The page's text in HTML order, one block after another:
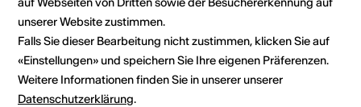
Veranstalter
Festival Musikdorf Ernen
Kirchweg 6
Postfach 3
unserer Website zustimmen.
Falls Sie dieser Bearbeitung nicht zustimmen, klicken Sie auf
«Einstellungen» und speichern Sie Ihre eigenen Präferenzen.
Weitere Informationen finden Sie in unserer unserer
Datenschutzerklärung.